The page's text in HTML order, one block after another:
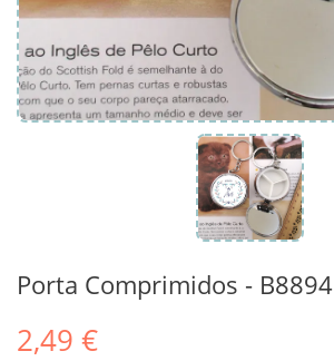
Porta Comprimidos - B8894
2,49 €